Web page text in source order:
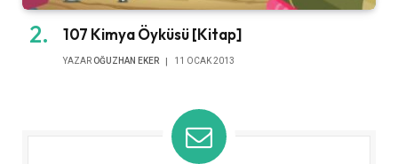
107 Kimya Öyküsü [Kitap]
YAZAR OĞUZHAN EKER 11 OCAK 2013